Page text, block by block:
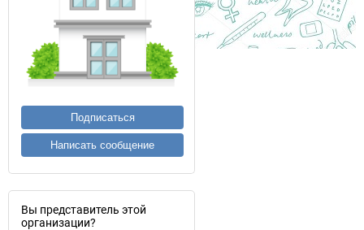
Подписаться
Написать сообщение
Вы представитель этой
организации?